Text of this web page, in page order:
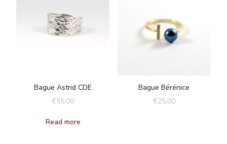
Bague Astrid CDE
€55,00
Read more
Bague Bérénice
€25,00